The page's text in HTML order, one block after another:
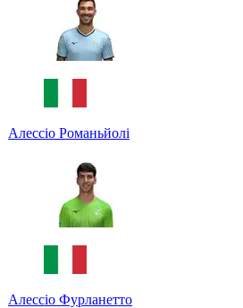
Алессіо Романьйолі
Алессіо Фурланетто